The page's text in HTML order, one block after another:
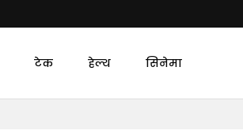
टेक हेल्थ सिनेमा